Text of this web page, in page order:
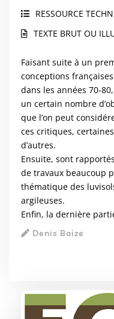
RESSOURCE
TEXTE BRUT OU
Faisant suite à un
conceptions
dans les années 70-
un certain nombre
que l’on peut
ces critiques,
d’autres.
Ensuite, sont
de travaux beaucoup
thématique des
argileuses.
Enfin, la dernière
Denis Baize